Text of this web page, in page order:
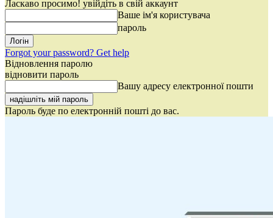
Ласкаво просимо! увійдіть в свій аккаунт
Ваше ім'я користувача
пароль
Forgot your password? Get help
Відновлення паролю
відновити пароль
Вашу адресу електронної пошти
Пароль буде по електронній пошті до вас.